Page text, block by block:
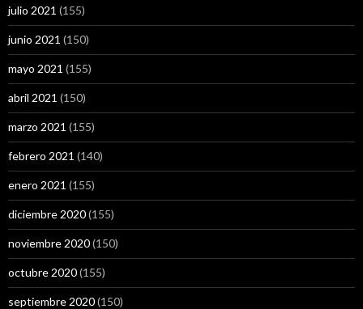
julio 2021 (155)
junio 2021 (150)
mayo 2021 (155)
abril 2021 (150)
marzo 2021 (155)
febrero 2021 (140)
enero 2021 (155)
diciembre 2020(155)
noviembre 2020(150)
octubre 2020(155)
septiembre 2020(150)